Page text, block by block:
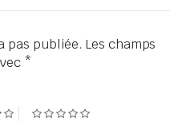
pas publiée. Les champs
*